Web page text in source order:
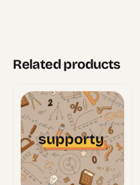
Related products